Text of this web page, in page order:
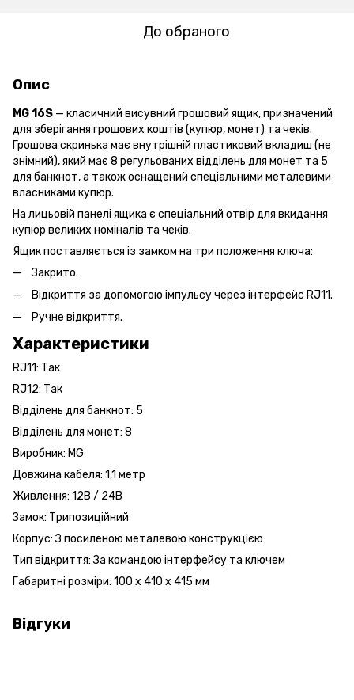
До обраного
Опис
MG 16S — класичний висувний грошовий ящик, призначений
для зберігання грошових коштів (купюр, монет) та чеків.
Грошова скринька має внутрішній пластиковий вкладиш (не
знімний), який має 8 регульованих відділень для монет та 5
для банкнот, а також оснащений спеціальними металевими
власниками купюр.
На лицьовій панелі ящика є спеціальний отвір для вкидання
купюр великих номіналів та чеків.
Ящик поставляється із замком на три положення ключа:
Закрито.
Відкриття за допомогою імпульсу через інтерфейс RJ11.
Ручне відкриття.
Характеристики
RJ11: Так
RJ12: Так
Відділень для банкнот: 5
Відділень для монет: 8
Виробник: MG
Довжина кабеля: 1,1 метр
Живлення: 12В / 24В
Замок: Трипозиційний
Корпус: З посиленою металевою конструкцією
Тип відкриття: За командою інтерфейсу та ключем
Габаритні розміри: 100 х 410 х 415 мм
Відгуки